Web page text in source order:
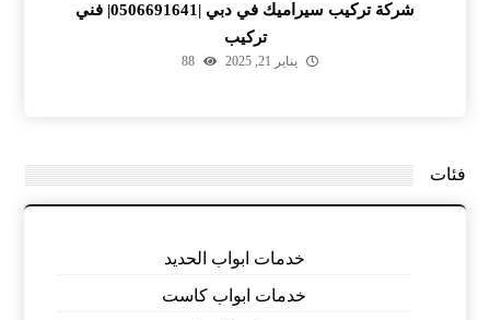
شركة تركيب سيراميك في دبي |0506691641| فني
تركيب
يناير 21, 2025 88
فئات
خدمات ابواب الحديد
خدمات ابواب كاست